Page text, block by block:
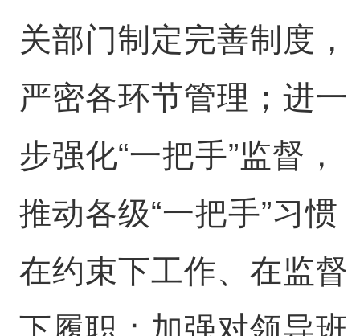
关部门制定完善制度，
严密各环节管理；进一
步强化“一把手”监督，
推动各级“一把手”习惯
在约束下工作、在监督
下履职；加强对领导班